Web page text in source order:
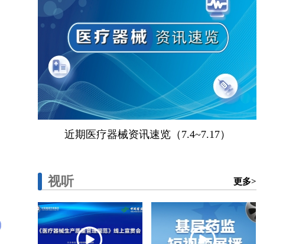
近期医疗器械资讯速览（7.4~7.17）
视听 更多>